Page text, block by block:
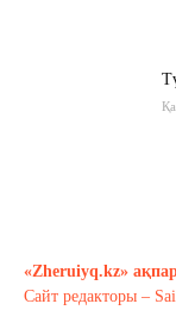
«Zheruiyq.kz»
Сайт редакторы –